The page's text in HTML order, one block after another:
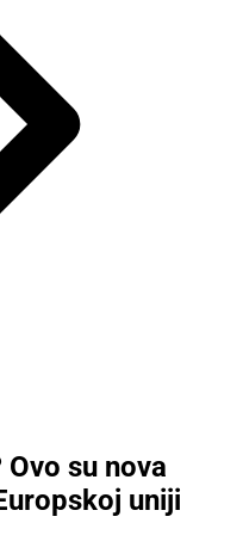
su nova
uniji